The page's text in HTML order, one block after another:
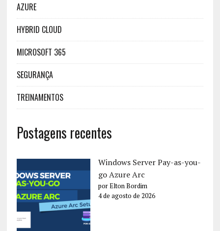
AZURE
HYBRID CLOUD
MICROSOFT 365
SEGURANÇA
TREINAMENTOS
Postagens recentes
Windows Server Pay-as-you-
go Azure Arc
por Elton Bordim
4 de agosto de 2026